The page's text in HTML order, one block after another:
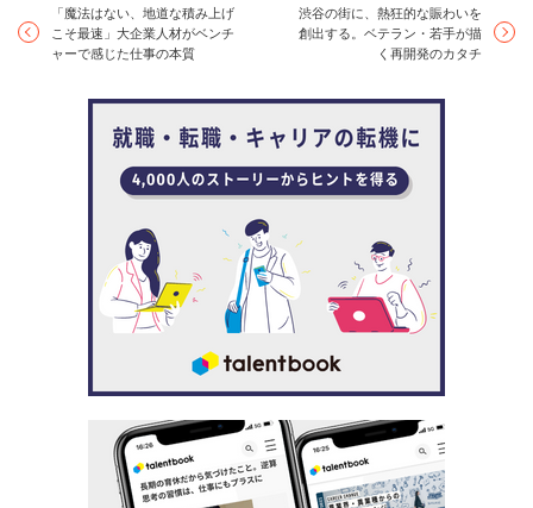
こういう風にやればいいんだということを学び、ど
んどん吸収していき過ぎていきました。
入社前に一緒に働く人が優しかったら良いな、と感
じていたことに対しては、その期待どおりでした。
実際働いてみると一緒に働く皆さんは優しいし、何
かわからないことがあったら放置をせず、理解でき
るまで教えてくれ、時間が経つのがあっという間で
したね」
３部門のそれぞれの特色に触れて
「魔法はない、地道な積み上げ
こそ最速」大企業人材がベンチ
ャーで感じた仕事の本質
渋谷の街に、熱狂的な賑わいを
創出する。ベテラン・若手が描
く再開発のカタチ